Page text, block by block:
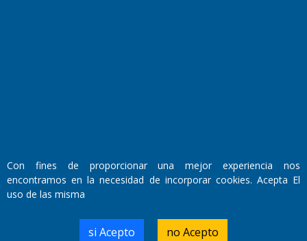
Propietario: El Diario SRL
Director Periodístico:
Walter René Goñi
Domicilio Legal: José Ingenieros 855,
Con fines de proporcionar una mejor experiencia nos
encontramos en la necesidad de incorporar cookies. Acepta El
uso de las misma
si Acepto no Acepto